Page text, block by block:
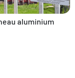
aluminium